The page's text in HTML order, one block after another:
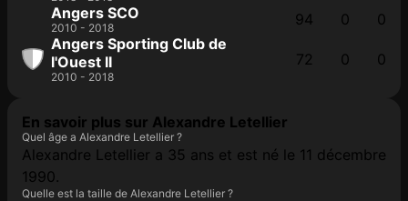
Angers SCO
2010 - 2018 94 0
0
Angers Sporting Club de
l'Ouest II
2010 - 2018
72 0 0
En savoir plus sur Alexandre Letellier
Quel âge a Alexandre Letellier ?
Alexandre Letellier a 35 ans et est né le 11 décembre
1990.
Quelle est la taille de Alexandre Letellier ?